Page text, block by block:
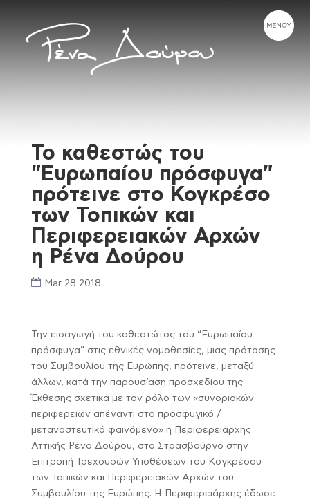
Το καθεστώς του
"Ευρωπαίου πρόσφυγα"
πρότεινε στο Κογκρέσο
των Τοπικών και
Περιφερειακών Αρχών
η Ρένα Δούρου
Mar 28 2018
Την εισαγωγή του καθεστώτος του “Ευρωπαίου
πρόσφυγα” στις εθνικές νομοθεσίες, μιας πρότασης
του Συμβουλίου της Ευρώπης, πρότεινε, μεταξύ
άλλων, κατά την παρουσίαση προσχεδίου της
Έκθεσης σχετικά με τον ρόλο των «συνοριακών
περιφερειών απέναντι στο προσφυγικό /
μεταναστευτικό φαινόμενο» η Περιφερειάρχης
Αττικής Ρένα Δούρου, στο Στρασβούργο στην
Επιτροπή Τρεχουσών Υποθέσεων του Κογκρέσου
των Τοπικών και Περιφερειακών Αρχών του
Συμβουλίου της Ευρώπης. Η Περιφερειάρχης έδωσε